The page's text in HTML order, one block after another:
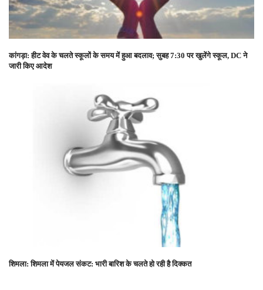
कांगड़ा: हीट वेव के चलते स्कूलों के समय में हुआ बदलाव; सुबह 7:30 पर खुलेंगे स्कूल, DC ने
जारी किए आदेश
शिमला: शिमला में पेयजल संकट: भारी बारिश के चलते हो रही है दिक्कत